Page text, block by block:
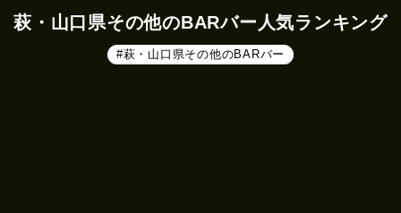
萩・山口県その他のBARバー人気ランキング
#萩・山口県その他のBARバー